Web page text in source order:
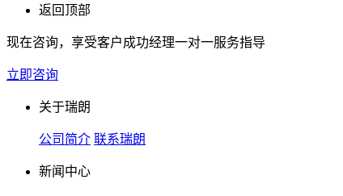
返回顶部
现在咨询，享受客户成功经理一对一服务指导
立即咨询
关于瑞朗
公司简介 联系瑞朗
新闻中心